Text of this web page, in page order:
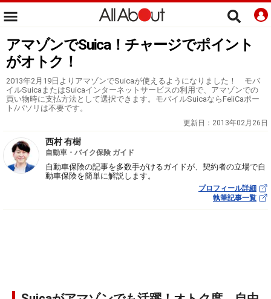
アマゾンでSuica！チャージでポイント
がオトク！
2013年2月19日よりアマゾンでSuicaが使えるようになりました！ モバ
イルSuicaまたはSuicaインターネットサービスの利用で、アマゾンでの
買い物時に支払方法として選択できます。モバイルSuicaならFeliCaポー
ト/パソリは不要です。
更新日： 2013年02月26日
西村 有樹
自動車・バイク保険 ガイド
自動車保険の記事を多数手がけるガイドが、契約者の立場で自
動車保険を簡単に解説します。
プロフィール詳細
執筆記事一覧